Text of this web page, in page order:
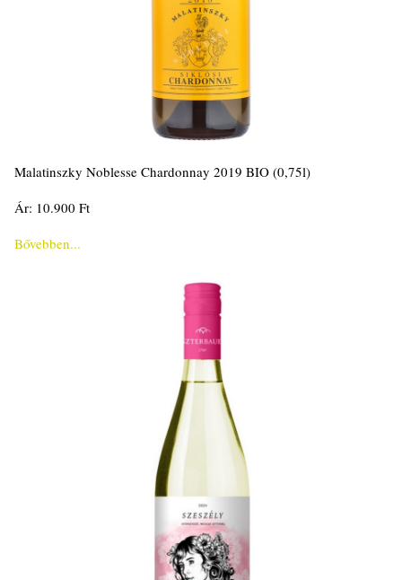
Malatinszky Noblesse Chardonnay 2019 BIO (0,75l)
Ár: 10.900 Ft
Bővebben...